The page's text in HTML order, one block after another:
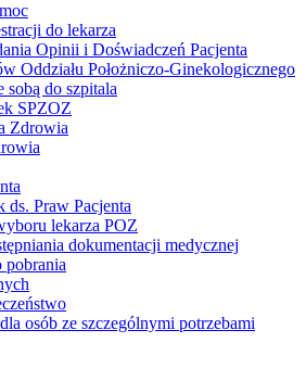
do lekarza
Opinii i Doświadczeń Pacjenta
Oddziału Położniczo-Ginekologicznego
sobą do szpitala
SPZOZ
Zdrowia
ds. Praw Pacjenta
lekarza POZ
dokumentacji medycznej
pobrania
osób ze szczególnymi potrzebami